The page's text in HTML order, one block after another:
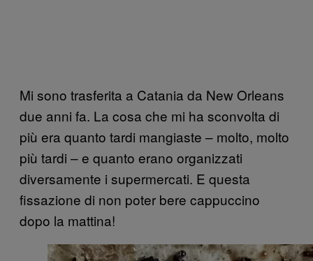
Mi sono trasferita a Catania da New Orleans
due anni fa. La cosa che mi ha sconvolta di
più era quanto tardi mangiaste – molto, molto
più tardi – e quanto erano organizzati
diversamente i supermercati. E questa
fissazione di non poter bere cappuccino
dopo la mattina!